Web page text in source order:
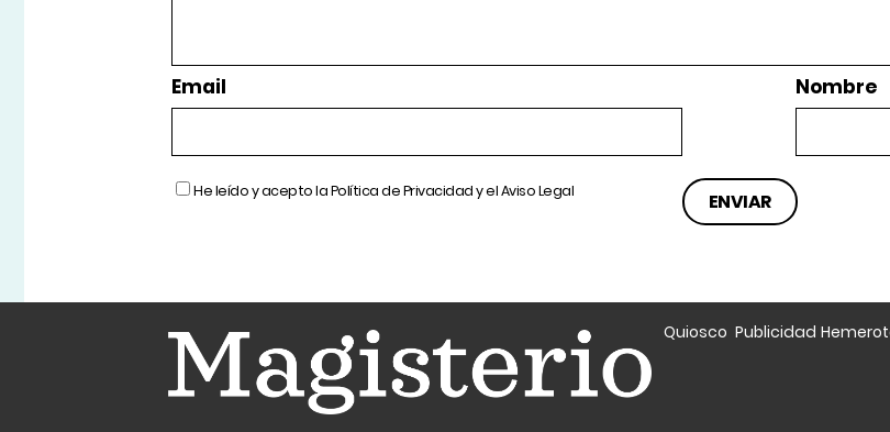
Email Nombre
He leído y acepto laPolítica de Privacidady elAviso Legal
Quiosco Publicidad